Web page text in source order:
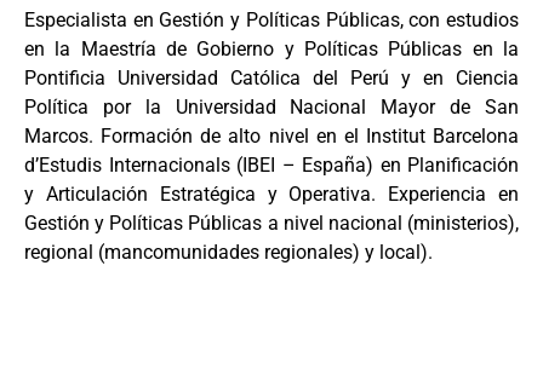
Especialista en Gestión y Políticas Públicas, con estudios
en la Maestría de Gobierno y Políticas Públicas en la
Pontificia Universidad Católica del Perú y en Ciencia
Política por la Universidad Nacional Mayor de San
Marcos. Formación de alto nivel en el Institut Barcelona
d’Estudis Internacionals (IBEI – España) en Planificación
y Articulación Estratégica y Operativa. Experiencia en
Gestión y Políticas Públicas a nivel nacional (ministerios),
regional (mancomunidades regionales) y local).